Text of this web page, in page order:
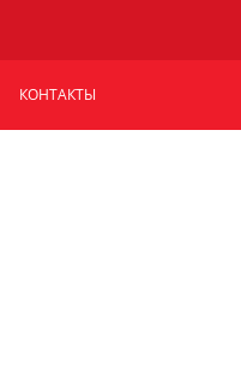
КОНТАКТЫ